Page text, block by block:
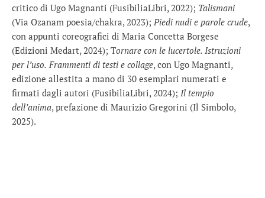
critico di Ugo Magnanti (FusibiliaLibri, 2022); Talismani
(Via Ozanam poesia/chakra, 2023); Piedi nudi e parole crude,
con appunti coreografici di Maria Concetta Borgese
(Edizioni Medart, 2024); Tornare con le lucertole. Istruzioni
per l’uso. Frammenti di testi e collage, con Ugo Magnanti,
edizione allestita a mano di 30 esemplari numerati e
firmati dagli autori (FusibiliaLibri, 2024); Il tempio
dell’anima, prefazione di Maurizio Gregorini (Il Simbolo,
2025).